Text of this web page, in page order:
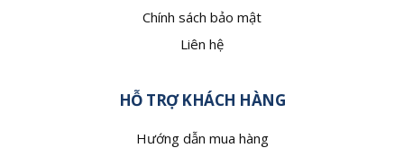
Chính sách bảo mật
Liên hệ
HỖ TRỢ KHÁCH HÀNG
Hướng dẫn mua hàng